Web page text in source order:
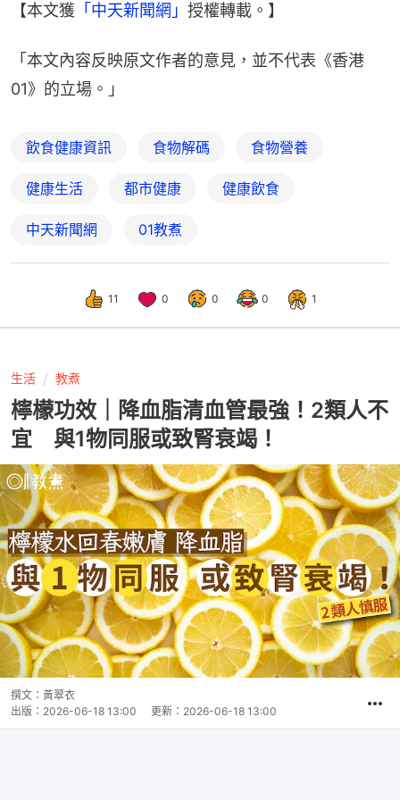
【本文獲 「中天新聞網」 授權轉載。】
「本文內容反映原文作者的意見，並不代表《香港
01》的立場。」
飲食健康資訊 食物解碼 食物營養
健康生活 都市健康 健康飲食
中天新聞網 01教煮
11 0 0 0 1
生活 教煮
檸檬功效｜降血脂清血管最強！2類人不
宜 與1物同服或致腎衰竭！
撰文： 黃翠衣
出版： 2026-06-18 13:00 更新： 2026-06-18 13:00